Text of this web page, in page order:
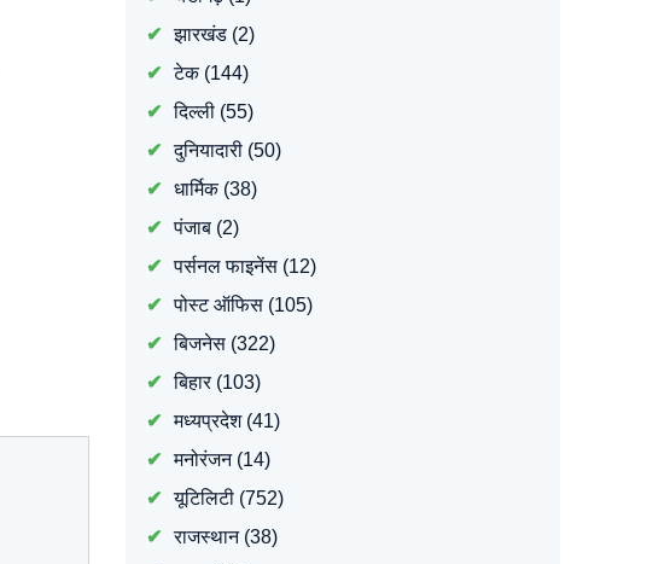
झारखंड(2)
टेक(144)
दिल्ली(55)
दुनियादारी(50)
धार्मिक(38)
पंजाब(2)
पर्सनल फाइनेंस(12)
पोस्ट ऑफिस(105)
बिजनेस(322)
बिहार(103)
मध्यप्रदेश(41)
मनोरंजन(14)
यूटिलिटी(752)
राजस्थान(38)